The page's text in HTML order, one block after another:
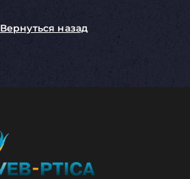
Вернуться назад